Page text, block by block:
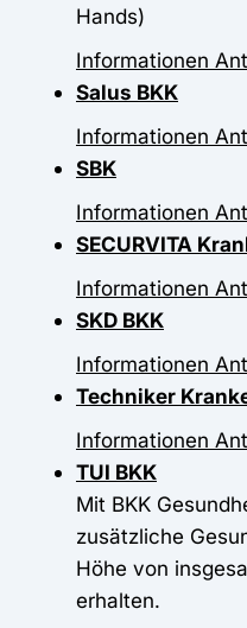
Hands)
Informationen
Salus BKK
Informationen
SBK
Informationen
SECURVITA
Informationen
SKD BKK
Informationen
Techniker
Informationen
TUI BKK
Mit BKK
zusätzliche
Höhe von
erhalten.